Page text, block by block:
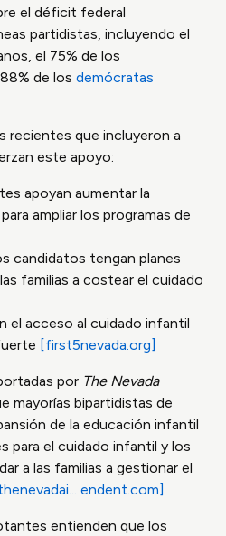
el déficit federal
partidistas, incluyendo el
el 75% de los
de los demócratas
recientes que incluyeron a
este apoyo:
apoyan aumentar la
ampliar los programas de
candidatos tengan planes
familias a costear el cuidado
el acceso al cuidado infantil
[first5nevada.org]
por The Nevada
mayorías bipartidistas de
de la educación infantil
para el cuidado infantil y los
a las familias a gestionar el
endent.com]
entienden que los